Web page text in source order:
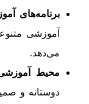
برنامه‌های
آموزشی
می‌دهد.
محیط
دوستانه و